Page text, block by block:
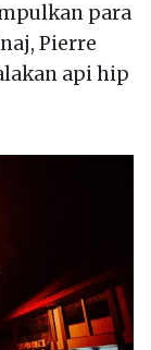
para
Pierre
api hip